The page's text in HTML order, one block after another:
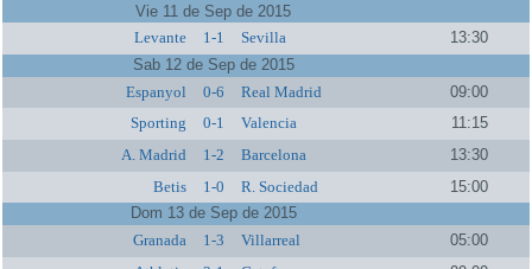
Vie 11 de Sep de 2015
Levante
1-1 Sevilla
13:30
Sab 12 de Sep de 2015
Espanyol
0-6 Real Madrid
09:00
Sporting
0-1 Valencia
11:15
A. Madrid
1-2 Barcelona
13:30
Betis
1-0 R. Sociedad
15:00
Dom 13 de Sep de 2015
Granada
1-3 Villarreal
05:00